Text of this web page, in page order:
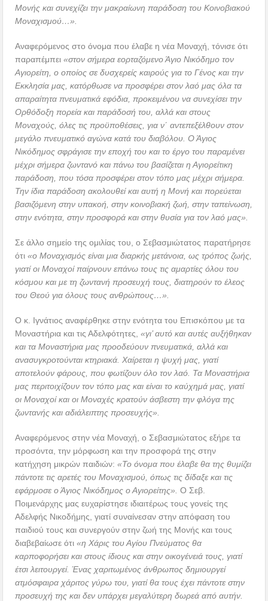
Μονής και συνεχίζει την μακραίωνη παράδοση του Κοινοβιακού
Μοναχισμού…».
Αναφερόμενος στο όνομα που έλαβε η νέα Μοναχή, τόνισε ότι
παραπέμπει«στον σήμερα εορταζόμενο Άγιο Νικόδημο τον
Αγιορείτη, ο οποίος σε δυσχερείς καιρούς για το Γένος και την
Εκκλησία μας, κατόρθωσε να προσφέρει στον λαό μας όλα τα
απαραίτητα πνευματικά εφόδια, προκειμένου να συνεχίσει την
Ορθόδοξη πορεία και παράδοσή του, αλλά και στους
Μοναχούς, όλες τις προϋποθέσεις, για ν΄ αντεπεξέλθουν στον
μεγάλο πνευματικό αγώνα κατά του διαβόλου. Ο Άγιος
Νικόδημος σφράγισε την εποχή του και το έργο του παραμένει
μέχρι σήμερα ζωντανό και πάνω του βασίζεται η Αγιορείτικη
παράδοση, που τόσα προσφέρει στον τόπο μας μέχρι σήμερα.
Την ίδια παράδοση ακολουθεί και αυτή η Μονή και πορεύεται
βασιζόμενη στην υπακοή, στην κοινοβιακή ζωή, στην ταπείνωση,
στην ενότητα, στην προσφορά και στην θυσία για τον λαό μας».
Σε άλλο σημείο της ομιλίας του, ο Σεβασμιώτατος παρατήρησε
ότι«ο Μοναχισμός είναι μια διαρκής μετάνοια, ως τρόπος ζωής,
γιατί οι Μοναχοί παίρνουν επάνω τους τις αμαρτίες όλου του
κόσμου και με τη ζωντανή προσευχή τους, διατηρούν το έλεος
του Θεού για όλους τους ανθρώπους…».
Ο κ. Ιγνάτιος αναφέρθηκε στην ενότητα του Επισκόπου με τα
Μοναστήρια και τις Αδελφότητες,«γι’ αυτό και αυτές αυξήθηκαν
και τα Μοναστήρια μας προοδεύουν πνευματικά, αλλά και
ανασυγκροτούνται κτηριακά. Χαίρεται η ψυχή μας, γιατί
αποτελούν φάρους, που φωτίζουν όλο τον λαό. Τα Μοναστήρια
μας περιτοιχίζουν τον τόπο μας και είναι το καύχημά μας, γιατί
οι Μοναχοί και οι Μοναχές κρατούν άσβεστη την φλόγα της
ζωντανής και αδιάλειπτης προσευχής».
Αναφερόμενος στην νέα Μοναχή, ο Σεβασμιώτατος εξήρε τα
προσόντα, την μόρφωση και την προσφορά της στην
κατήχηση μικρών παιδιών:«Το όνομα που έλαβε θα της θυμίζει
πάντοτε τις αρετές του Μοναχισμού, όπως τις δίδαξε και τις
εφάρμοσε ο Άγιος Νικόδημος ο Αγιορείτης». Ο Σεβ.
Ποιμενάρχης μας ευχαρίστησε ιδιαιτέρως τους γονείς της
Αδελφής Νικοδήμης, γιατί συναίνεσαν στην απόφαση του
παιδιού τους και συνεργούν στην ζωή της Μονής και τους
διαβεβαίωσε ότι«η Χάρις του Αγίου Πνεύματος θα
καρποφορήσει και στους ίδιους και στην οικογένειά τους, γιατί
έτσι λειτουργεί. Ένας χαριτωμένος άνθρωπος δημιουργεί
ατμόσφαιρα χάριτος γύρω του, γιατί θα τους έχει πάντοτε στην
προσευχή της και δεν υπάρχει μεγαλύτερη δωρεά από αυτήν.